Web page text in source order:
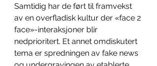
Samtidig har de ført til framvekst
av en overfladisk kultur der «face 2
face»-interaksjoner blir
nedprioritert. Et annet omdiskutert
tema er spredningen av fake news